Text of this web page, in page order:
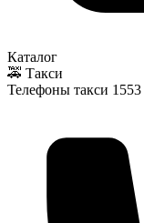
Каталог
🚕 Такси
Телефоны такси 1553